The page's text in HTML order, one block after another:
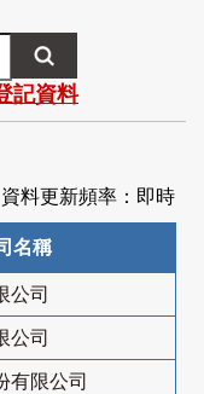
記資料
資料更新頻率：即時
名稱
公司
公司
有限公司